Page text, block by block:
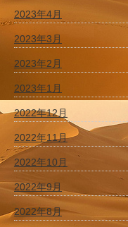
2023年4月
2023年3月
2023年2月
2023年1月
2022年12月
2022年11月
2022年10月
2022年9月
2022年8月